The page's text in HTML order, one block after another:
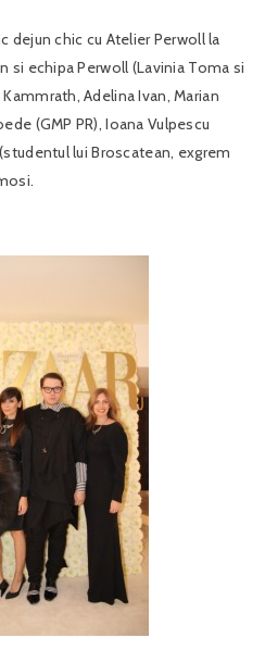
dejun chic cu Atelier Perwoll la
si echipa Perwoll (Lavinia Toma si
Adelina Ivan, Marian
(GMP PR), Ioana Vulpescu
lui Broscatean, exgrem